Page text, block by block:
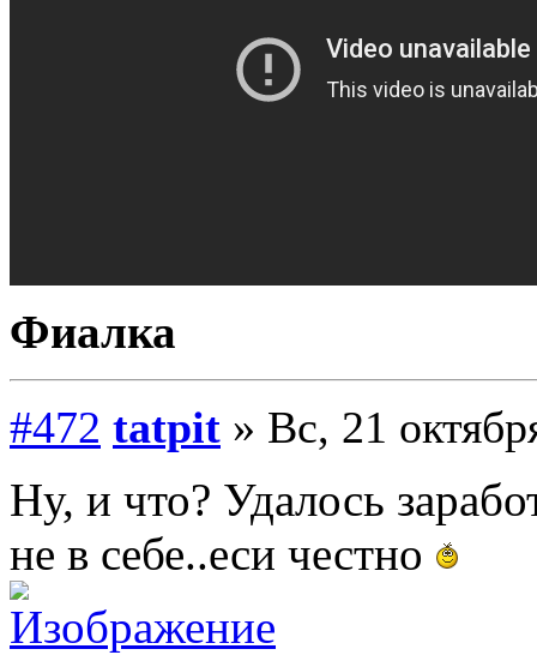
Фиалка
#472 tatpit » Вс, 21
Ну, и что? Удалось
не в себе..еси честно